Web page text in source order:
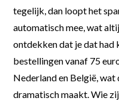
tegelijk, dan loopt het
automatisch mee, wat
ontdekken dat je dat had
bestellingen vanaf 75
Nederland en België,
dramatisch maakt. Wie